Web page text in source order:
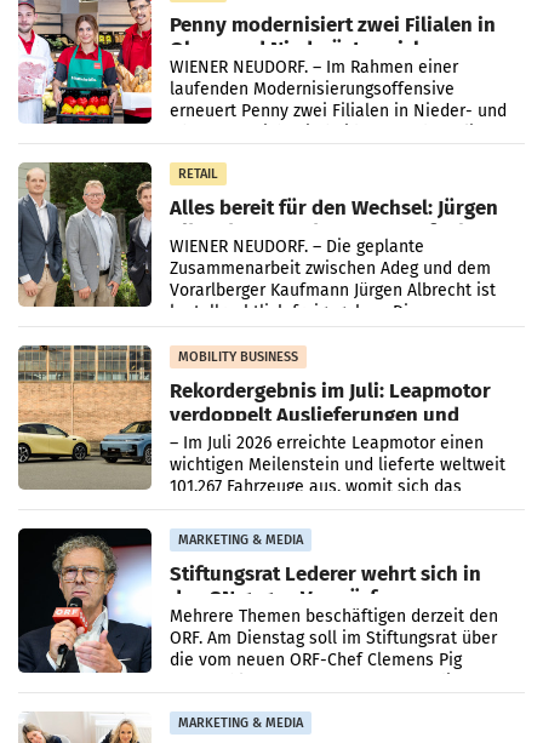
Penny modernisiert zwei Filialen in
Ober- und Niederösterreich
WIENER NEUDORF. – Im Rahmen einer
laufenden Modernisierungsoffensive
erneuert Penny zwei Filialen in Nieder- und
RETAIL
Alles bereit für den Wechsel: Jürgen
Albrecht setzt ab 1.1.2027 auf Adeg
WIENER NEUDORF. – Die geplante
Zusammenarbeit zwischen Adeg und dem
Vorarlberger Kaufmann Jürgen Albrecht ist
kartellrechtlich freigegeben: Die
Bundeswettbewerbsbehörde und der
Bundeskartellanwalt
MOBILITY BUSINESS
Rekordergebnis im Juli: Leapmotor
verdoppelt Auslieferungen und
überschreitet die 100.000er-Marke
– Im Juli 2026 erreichte Leapmotor einen
wichtigen Meilenstein und lieferte weltweit
101.267 Fahrzeuge aus, womit sich das
Ergebnis gegenüber Juli 2025 mehr als
verdoppelte (+102
MARKETING & MEDIA
Stiftungsrat Lederer wehrt sich in
den SN gegen Vorwürfe
Mehrere Themen beschäftigen derzeit den
ORF. Am Dienstag soll im Stiftungsrat über
die vom neuen ORF-Chef Clemens Pig
MARKETING & MEDIA